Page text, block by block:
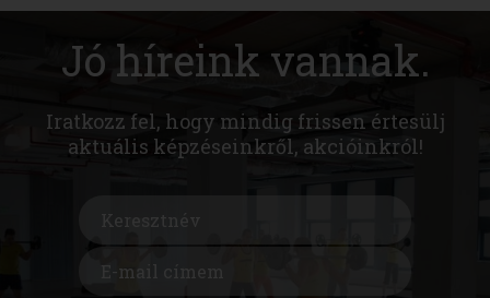
Jó híreink vannak.
Iratkozz fel, hogy mindig frissen értesülj
aktuális képzéseinkről, akcióinkról!